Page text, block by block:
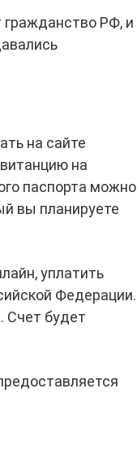
РФ, и
на сайте
на
паспорта можно
вы планируете
уплатить
Федерации.
Счет будет